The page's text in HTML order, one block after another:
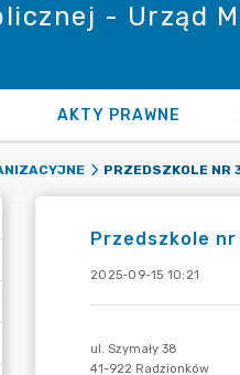
- Urząd
AKTY PRAWNE
PRZEDSZKOLE NR
Przedszkole nr
2025-09-15 10:21